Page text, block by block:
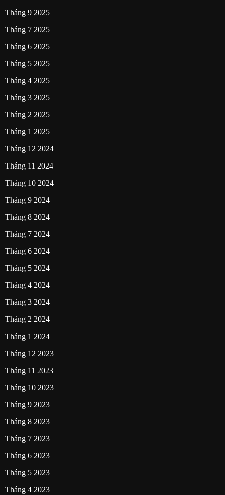
Tháng 9 2025
Tháng 7 2025
Tháng 6 2025
Tháng 5 2025
Tháng 4 2025
Tháng 3 2025
Tháng 2 2025
Tháng 1 2025
Tháng 12 2024
Tháng 11 2024
Tháng 10 2024
Tháng 9 2024
Tháng 8 2024
Tháng 7 2024
Tháng 6 2024
Tháng 5 2024
Tháng 4 2024
Tháng 3 2024
Tháng 2 2024
Tháng 1 2024
Tháng 12 2023
Tháng 11 2023
Tháng 10 2023
Tháng 9 2023
Tháng 8 2023
Tháng 7 2023
Tháng 6 2023
Tháng 5 2023
Tháng 4 2023